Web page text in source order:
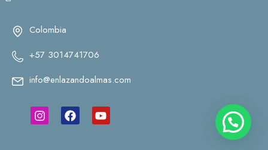
Colombia
+57 3014741706
info@enlazandoalmas.com